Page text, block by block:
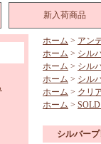
新入荷商品
ホーム > アン
ホーム > シル
ホーム > シル
ホーム > シル
ホーム > クリ
ホーム >
シルバー